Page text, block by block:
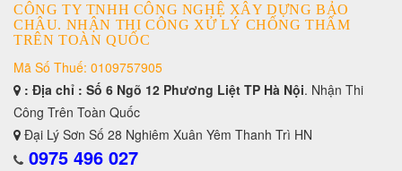
CÔNG TY TNHH CÔNG NGHỆ XÂY DỰNG BẢO
CHÂU. NHẬN THI CÔNG XỬ LÝ CHỐNG THẤM
TRÊN TOÀN QUỐC
Mã Số Thuế: 0109757905
: Địa chỉ : Số 6 Ngõ 12 Phương Liệt TP Hà Nội. Nhận Thi
Công Trên Toàn Quốc
Đại Lý Sơn Số 28 Nghiêm Xuân Yêm Thanh Trì HN
0975 496 027